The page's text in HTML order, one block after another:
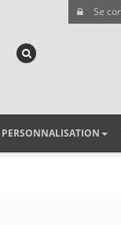
Se
PERSONNALISATION